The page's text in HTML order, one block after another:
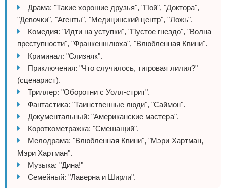
Драма: "Такие хорошие друзья", "Пой", "Доктора",
"Девочки", "Агенты", "Медицинский центр", "Ложь".
Комедия: "Идти на уступки", "Пустое гнездо", "Волна
преступности", "Франкеншлюха", "Влюбленная Квини".
Криминал: "Слизняк".
Приключения: "Что случилось, тигровая лилия?"
(сценарист).
Триллер: "Оборотни с Уолл-стрит".
Фантастика: "Таинственные люди", "Саймон".
Документальный: "Американские мастера".
Короткометражка: "Смешащий".
Мелодрама: "Влюбленная Квини", "Мэри Хартман,
Мэри Хартман".
Музыка: "Дина!"
Семейный: "Лаверна и Ширли".